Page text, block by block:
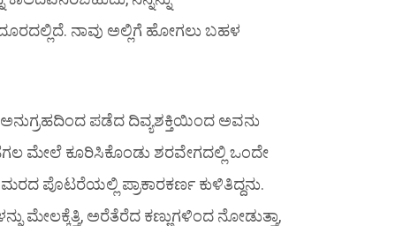
ನಾವು ಅಲ್ಲಿಗೆ ಹೋಗಲು ಬಹಳ
ಅನುಗ್ರಹದಿಂದ ಪಡೆದ ದಿವ್ಯಶಕ್ತಿಯಿಂದ ಅವನು
ಮೇಲೆ ಕೂರಿಸಿಕೊಂಡು ಶರವೇಗದಲ್ಲಿ ಒಂದೇ
ಪೊಟರೆಯಲ್ಲಿ ಪ್ರಾಕಾರಕರ್ಣ ಕುಳಿತಿದ್ದನು.
ಮೇಲಕ್ಕೆತ್ತಿ, ಅರೆತೆರೆದ ಕಣ್ಣುಗಳಿಂದ ನೋಡುತ್ತಾ,